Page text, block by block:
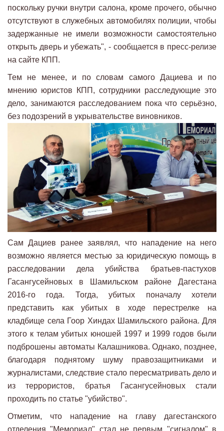
поскольку ручки внутри салона, кроме прочего, обычно
отсутствуют в служебных автомобилях полиции, чтобы
задержанные не имели возможности самостоятельно
открыть дверь и убежать", - сообщается в пресс-релизе
на сайте КПП.
Тем не менее, и по словам самого Дациева и по
мнению юристов КПП, сотрудники расследующие это
дело, занимаются расследованием пока что серьёзно,
без подозрений в укрывательстве виновников.
Сам Дациев ранее заявлял, что нападение на него
возможно является местью за юридическую помощь в
расследовании дела убийства братьев-пастухов
Гасангусейновых в Шамильском районе Дагестана
2016-го года. Тогда, убитых поначалу хотели
представить как убитых в ходе перестрелке на
кладбище села Гоор Хиндах Шамильского района. Для
этого к телам убитых юношей 1997 и 1999 годов были
подброшены автоматы Калашникова. Однако, позднее,
благодаря поднятому шуму правозащитниками и
журналистами, следствие стало пересматривать дело и
из террористов, братья Гасангусейновых стали
проходить по статье "убийство".
Отметим, что нападение на главу дагестанского
отделения "Мемориал" стал не первым "сигналом" в